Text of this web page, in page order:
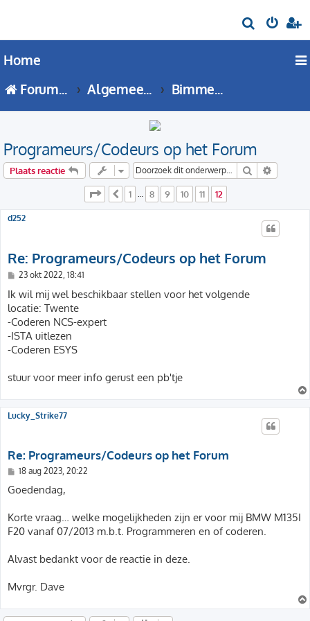
o
Home
Forumoverzicht
Algemeen BMW forum BimmerPortal Informatie
Programeurs/Codeurs op het Forum
Plaats reactie Zoek
Pagina van 12
Vorige
1 8 9 10 11 12
d252
Re: Programeurs/Codeurs op het Forum
B
i
c
h
t
23 okt 2022, 18:41
Ik wil mij wel beschikbaar stellen voor het volgende
locatie: Twente
-Coderen NCS-expert
-ISTA uitlezen
-Coderen ESYS
stuur voor meer info gerust een pb'tje
Lucky_Strike77
Re: Programeurs/Codeurs op het Forum
B
r
i
h
t
18 aug 2023, 20:22
Goedendag,
Korte vraag… welke mogelijkheden zijn er voor mij BMW M135I
F20 vanaf 07/2013 m.b.t. Programmeren en of coderen.
Alvast bedankt voor de reactie in deze.
Mvrgr. Dave